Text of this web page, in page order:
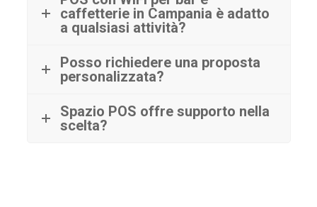
caffetterie in Campania è adatto
a qualsiasi attività?
Posso richiedere una proposta
personalizzata?
Spazio POS offre supporto nella
scelta?